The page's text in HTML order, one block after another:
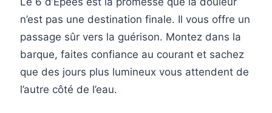
n’est pas une destination finale. Il vous offre un
passage sûr vers la guérison. Montez dans la
barque, faites confiance au courant et sachez
que des jours plus lumineux vous attendent de
l’autre côté de l’eau.